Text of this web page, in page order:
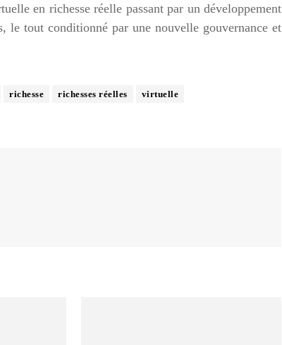
en richesse réelle passant par un développement
le tout conditionné par une nouvelle gouvernance et
richesse richesses réelles virtuelle